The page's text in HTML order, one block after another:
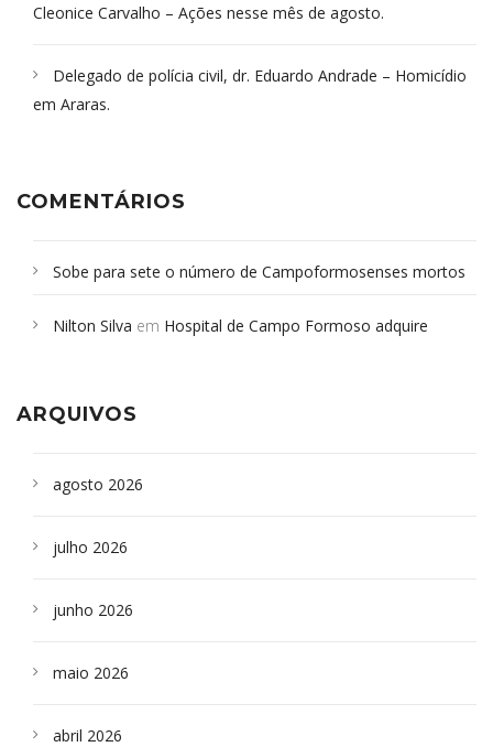
Cleonice Carvalho – Ações nesse mês de agosto.
Delegado de polícia civil, dr. Eduardo Andrade – Homicídio
em Araras.
COMENTÁRIOS
Sobe para sete o número de Campoformosenses mortos
Campoformosenses que morreram em desabamentos são
Nilton Silva em Hospital de Campo Formoso adquire
ARQUIVOS
agosto 2026
julho 2026
junho 2026
maio 2026
abril 2026